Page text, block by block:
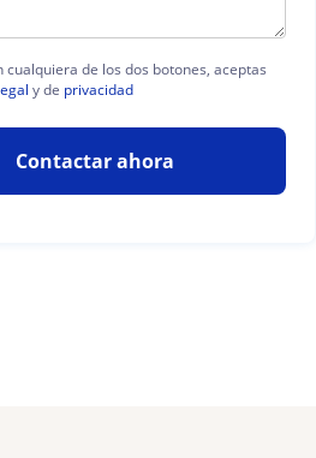
cualquiera de los dos botones, aceptas
y de privacidad
Contactar ahora